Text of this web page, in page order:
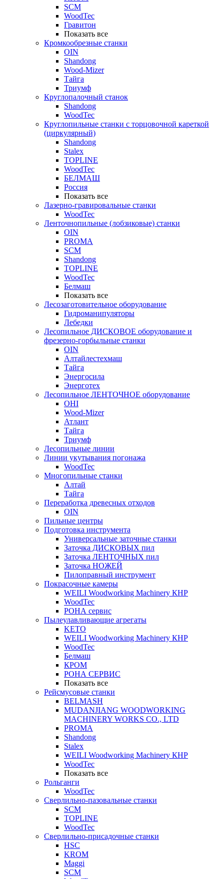
SCM
WoodTec
Гравитон
Показать все
Кромкообрезные станки
OIN
Shandong
Wood-Mizer
Тайга
Триумф
Круглопалочный станок
Shandong
WoodTec
Круглопильные станки с торцовочной кареткой
(циркулярный)
Shandong
Stalex
TOPLINE
WoodTec
БЕЛМАШ
Россия
Показать все
Лазерно-гравировальные станки
WoodTec
Ленточнопильные (лобзиковые) станки
OIN
PROMA
SCM
Shandong
TOPLINE
WoodTec
Белмаш
Показать все
Лесозаготовительное оборудование
Гидроманипуляторы
Лебедки
Лесопильное ДИСКОВОЕ оборудование и
фрезерно-горбыльные станки
OIN
Алтайлестехмаш
Тайга
Энергосила
Энерготех
Лесопильное ЛЕНТОЧНОЕ оборудование
OHI
Wood-Mizer
Атлант
Тайга
Триумф
Лесопильные линии
Линии укутывания погонажа
WoodTec
Многопильные станки
Алтай
Тайга
Переработка древесных отходов
OIN
Пильные центры
Подготовка инструмента
Универсальные заточные станки
Заточка ДИСКОВЫХ пил
Заточка ЛЕНТОЧНЫХ пил
Заточка НОЖЕЙ
Пилоправный инструмент
Покрасочные камеры
WEILI Woodworking Machinery КНР
WoodTec
РОНА сервис
Пылеулавливающие агрегаты
KETO
WEILI Woodworking Machinery КНР
WoodTec
Белмаш
КРОМ
РОНА СЕРВИС
Показать все
Рейсмусовые станки
BELMASH
MUDANJIANG WOODWORKING
MACHINERY WORKS CO., LTD
PROMA
Shandong
Stalex
WEILI Woodworking Machinery КНР
WoodTec
Показать все
Рольганги
WoodTec
Сверлильно-пазовальные станки
SCM
TOPLINE
WoodTec
Сверлильно-присадочные станки
HSC
KROM
Maggi
SCM